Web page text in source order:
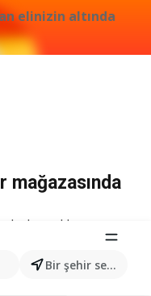
elinizin altında
arayın... Bir şehir seçin
mağazasında
Gürmar
Gürmar Pizza